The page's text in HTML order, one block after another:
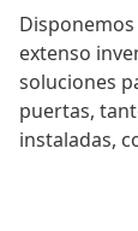
extenso
soluciones
puertas,
instaladas,